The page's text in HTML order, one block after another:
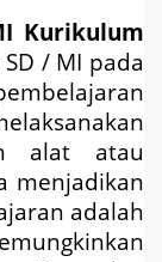
Kurikulum
/ MI pada
alat atau
menjadikan
adalah